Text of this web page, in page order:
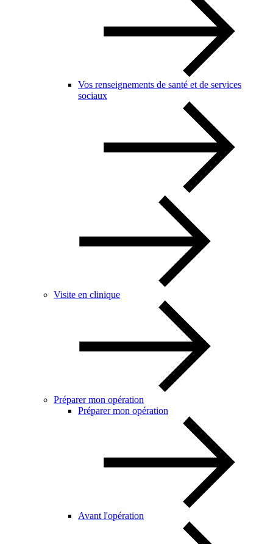
Vos renseignements de santé et de services
sociaux
Visite en clinique
Préparer mon opération
Préparer mon opération
Avant l'opération